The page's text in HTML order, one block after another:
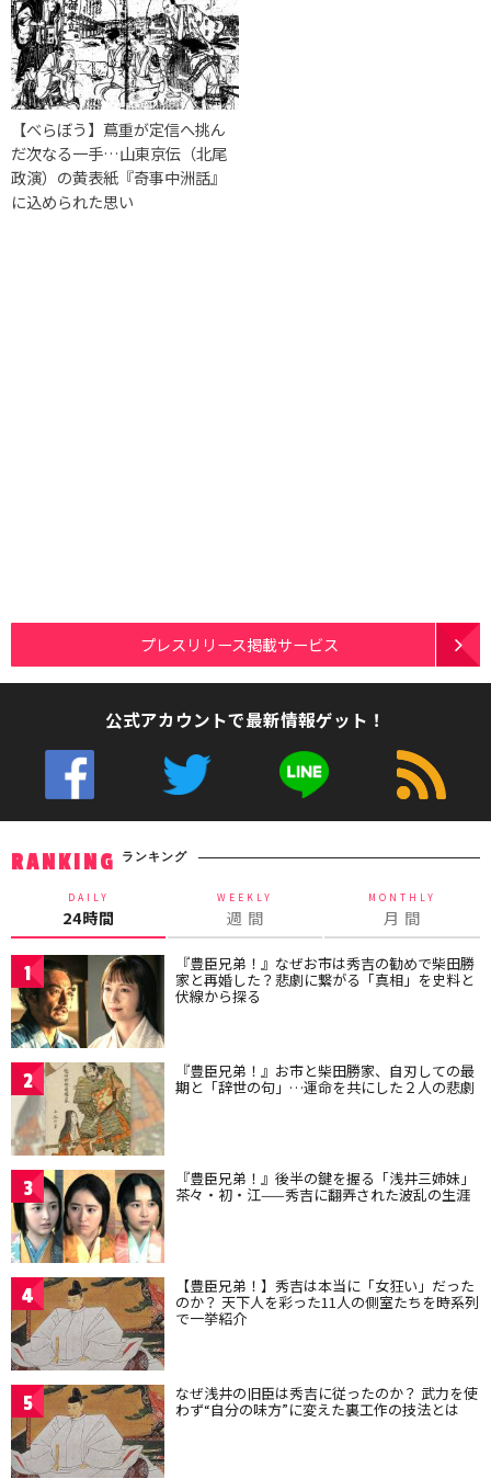
【べらぼう】蔦重が定信へ挑ん
だ次なる一手…山東京伝（北尾
政演）の黄表紙『奇事中洲話』
に込められた思い
プレスリリース掲載サービス
公式アカウントで最新情報ゲット！
RANKING ランキング
DAILY
24時間
WEEKLY
週 間
MONTHLY
月 間
1 『豊臣兄弟！』なぜお市は秀吉の勧めで柴田勝
家と再婚した？悲劇に繋がる「真相」を史料と
伏線から探る
2 『豊臣兄弟！』お市と柴田勝家、自刃しての最
期と「辞世の句」…運命を共にした２人の悲劇
3 『豊臣兄弟！』後半の鍵を握る「浅井三姉妹」
茶々・初・江——秀吉に翻弄された波乱の生涯
4 【豊臣兄弟！】秀吉は本当に「女狂い」だった
のか？ 天下人を彩った11人の側室たちを時系列
で一挙紹介
5 なぜ浅井の旧臣は秀吉に従ったのか？ 武力を使
わず“自分の味方”に変えた裏工作の技法とは